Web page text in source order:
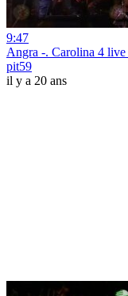
9:47
Angra -. Carolina 4
pit59
il y a 20 ans